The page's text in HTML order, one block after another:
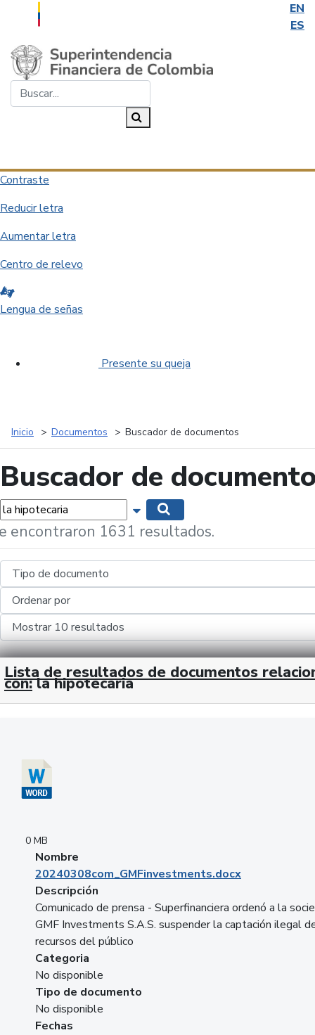
EN
ES
Saltar al contenido principal
Contraste
Reducir letra
Aumentar letra
Centro de relevo
Lengua de señas
Presente su queja
Inicio Documentos Buscador de documentos
Buscador de
Mostrar opciones de búsqueda
encontraron 1631 resultados.
Lista de resultados de documentos
con: la hipotecaria
0 MB
Nombre
20240308com_GMFinvestments.docx
Descripción
Comunicado de prensa - Superfinanciera ordenó a la
GMF Investments S.A.S. suspender la captación ilegal
recursos del público
Categoria
No disponible
Tipo de documento
No disponible
Fechas